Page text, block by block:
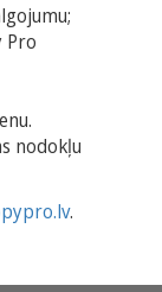
Pro
nodokļu
.